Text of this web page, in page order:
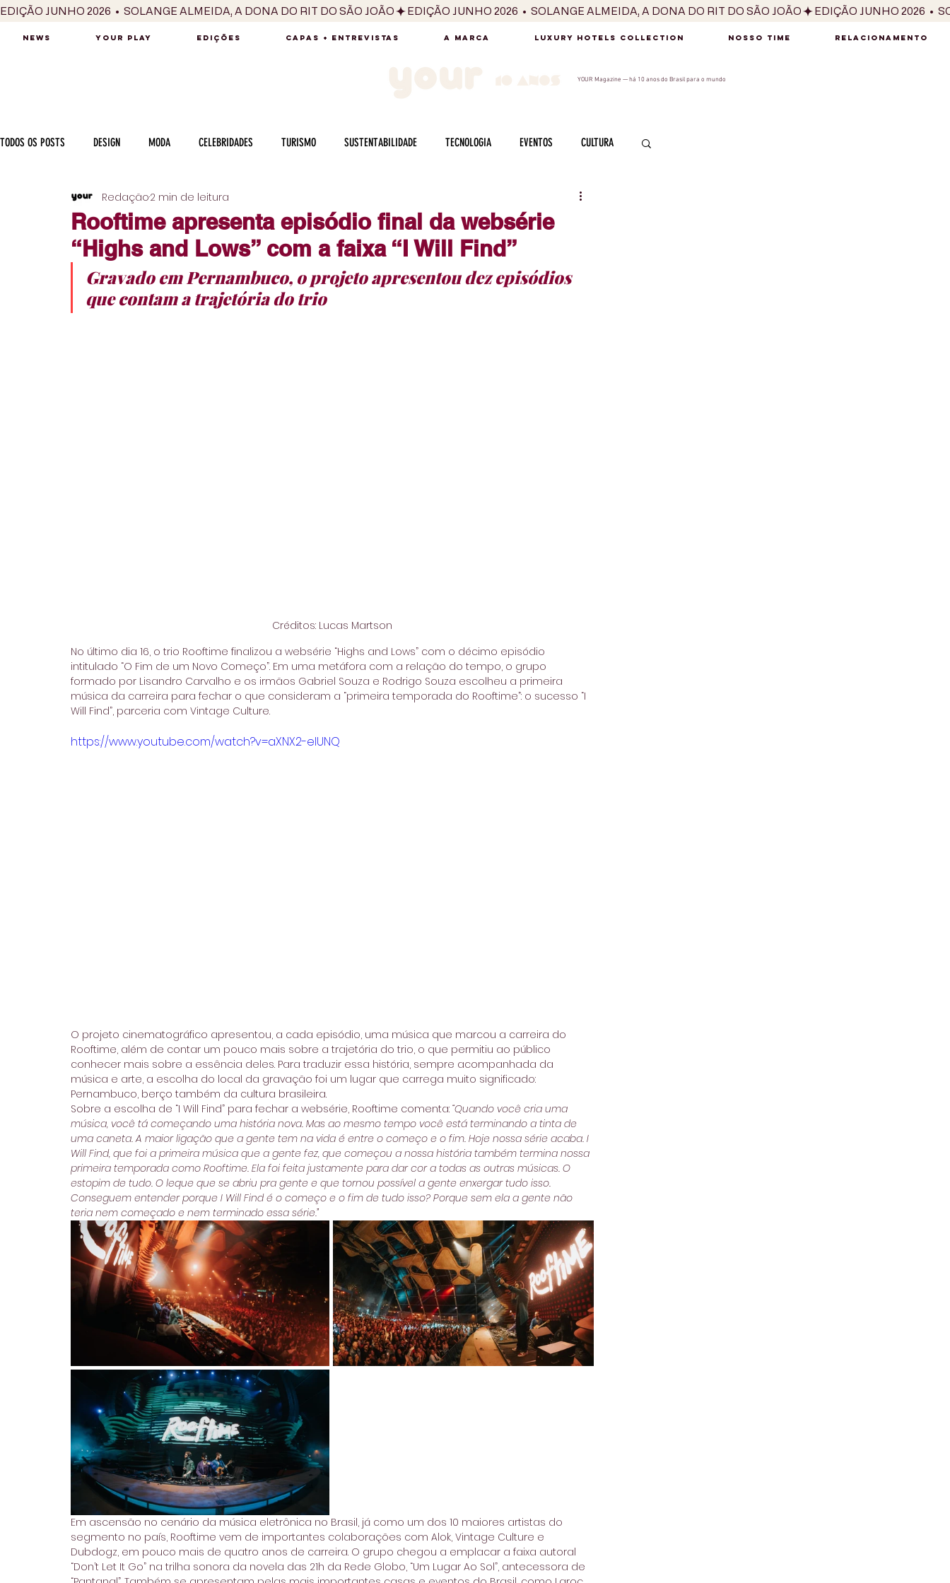
EDIÇÃO JUNHO 2026  •  SOLANGE ALMEIDA, A DONA DO RIT DO SÃO JOÃO
NEWS YOUR PLAY EDIÇÕES CAPAS + ENTREVISTAS A MARCA LUXURY HOTELS COLLECTION NOSSO TIME RELACIONAMENTO
YOUR Magazine — há 10 anos do Brasil para o mundo
TODOS OS POSTS DESIGN MODA CELEBRIDADES TURISMO SUSTENTABILIDADE TECNOLOGIA EVENTOS CULTURA
MÚSICA SÉRIES / TV INTERNACIONAL
CULINÁRIA PESSOAS CARREIRA VINHOS SABOR SEXUALIDADE MULHER
Rooftime apresenta episódio final da websérie
“Highs and Lows” com a faixa “I Will Find”
Redação2 min de leitura
Gravado em Pernambuco, o projeto apresentou dez episódios
que contam a trajetória do trio
Créditos: Lucas Martson
No último dia 16, o trio Rooftime finalizou a websérie “Highs and Lows” com o décimo episódio
intitulado “O Fim de um Novo Começo”. Em uma metáfora com a relação do tempo, o grupo
formado por Lisandro Carvalho e os irmãos Gabriel Souza e Rodrigo Souza escolheu a primeira
música da carreira para fechar o que consideram a “primeira temporada do Rooftime”: o sucesso “I
Will Find”, parceria com Vintage Culture.
https://www.youtube.com/watch?v=aXNX2-elUNQ
O projeto cinematográfico apresentou, a cada episódio, uma música que marcou a carreira do
Rooftime, além de contar um pouco mais sobre a trajetória do trio, o que permitiu ao público
conhecer mais sobre a essência deles. Para traduzir essa história, sempre acompanhada da
música e arte, a escolha do local da gravação foi um lugar que carrega muito significado:
Pernambuco, berço também da cultura brasileira.
Sobre a escolha de “I Will Find” para fechar a websérie, Rooftime comenta: “Quando você cria uma
música, você tá começando uma história nova. Mas ao mesmo tempo você está terminando a tinta de
uma caneta. A maior ligação que a gente tem na vida é entre o começo e o fim. Hoje nossa série acaba. I
Will Find, que foi a primeira música que a gente fez, que começou a nossa história também termina nossa
primeira temporada como Rooftime. Ela foi feita justamente para dar cor a todas as outras músicas. O
estopim de tudo. O leque que se abriu pra gente e que tornou possível a gente enxergar tudo isso.
Conseguem entender porque I Will Find é o começo e o fim de tudo isso? Porque sem ela a gente não
teria nem começado e nem terminado essa série.”
Em ascensão no cenário da música eletrônica no Brasil, já como um dos 10 maiores artistas do
segmento no país, Rooftime vem de importantes colaborações com Alok, Vintage Culture e
Dubdogz, em pouco mais de quatro anos de carreira. O grupo chegou a emplacar a faixa autoral
“Don’t Let It Go” na trilha sonora da novela das 21h da Rede Globo, “Um Lugar Ao Sol”, antecessora de